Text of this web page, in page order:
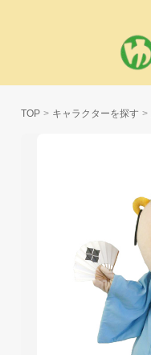
TOP キャラクターを探す